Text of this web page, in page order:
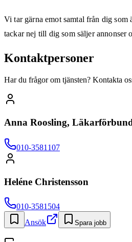
Vi tar gärna emot samtal från dig som
tackar nej till dig som säljer annonser
Kontaktpersoner
Har du frågor om tjänsten? Kontakta
Anna Roosling,
010-3581107
Heléne Christensson
010-3581504
Ansök
Spara jobb